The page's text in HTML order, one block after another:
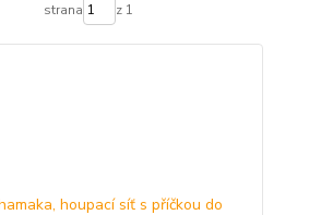
strana z 1